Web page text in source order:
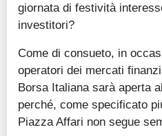
giornata di festività
investitori?
Come di consueto, in
operatori dei mercati
Borsa Italiana sarà aperta
perché, come specificato
Piazza Affari non segue